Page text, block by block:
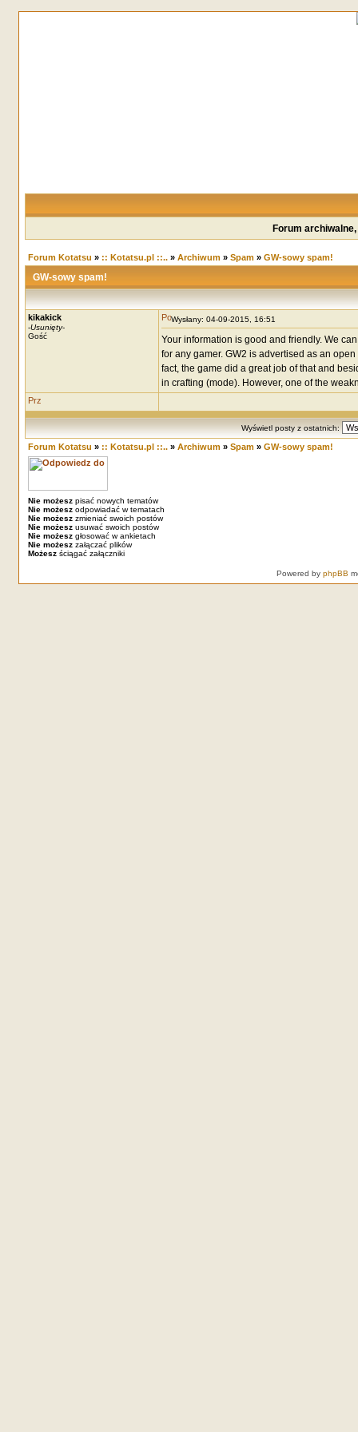
Forum
Forum Kotatsu » :: Kotatsu.pl ::..» Archiwum» Spam» GW-sowy spam!
GW-sowy spam!
kikakick
-Usunięty-
Gość
Wysłany: 04-09-2015, 16:51
Your information is good and friendly. We
for any gamer. GW2 is advertised as an
fact, the game did a great job of that and
in crafting (mode). However, one of the
Wyświetl posty z ostatnich:
Forum Kotatsu » :: Kotatsu.pl ::..» Archiwum» Spam» GW-sowy spam!
Nie możeszpisać nowych tematów
Nie możeszodpowiadać w tematach
Nie możeszzmieniać swoich postów
Nie możeszusuwać swoich postów
Nie możeszgłosować w ankietach
Nie możeszzałączać plików
Możeszściągać załączniki
Powered by phpBB